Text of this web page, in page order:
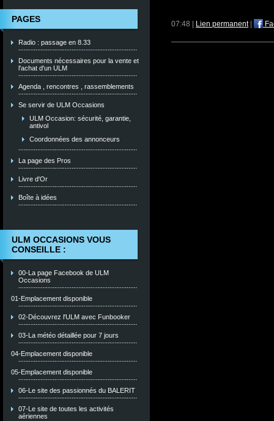
PAGES
Radio : passage en 8.33
Documents nécessaires pour la vente et
l'achat d'un ULM
Agenda , rencontres , rassemblements
Se servir de ULM Occasions
ULM Occasion: sécurité, garantie,
antivol
Coordonnées des annonceurs
La page des Pros
Livre d'Or
Boîte à idées
ULM OCCASIONS VOUS
CONSEILLE :
00-La page Facebook de ULM
Occasions
01-Emplacement disponible
02-Découvrez l'ULM avec Funbooker
03-La météo détaillée pour 7 jours
04-Emplacement disponible
05-Emplacement disponible
06-Le site des passionnés du BALERIT
07-Le site de toutes les activités
aériennes
07:48 | Lien permanent|